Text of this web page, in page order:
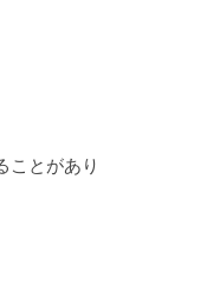
ことがあり